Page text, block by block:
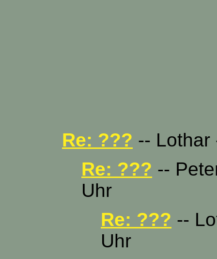
Re: ??? -- Lothar
Re: ??? --
Uhr
Re: ??? --
Uhr